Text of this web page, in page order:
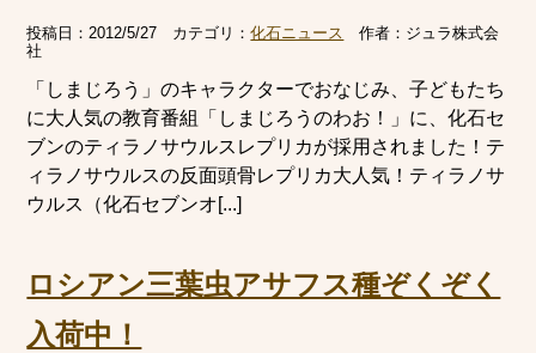
投稿日：2012/5/27 カテゴリ：化石ニュース 作者： ジュラ株式会
社
「しまじろう」のキャラクターでおなじみ、子どもたち
に大人気の教育番組「しまじろうのわお！」に、化石セ
ブンのティラノサウルスレプリカが採用されました！テ
ィラノサウルスの反面頭骨レプリカ大人気！ティラノサ
ウルス（化石セブンオ[...]
ロシアン三葉虫アサフス種ぞくぞく
入荷中！